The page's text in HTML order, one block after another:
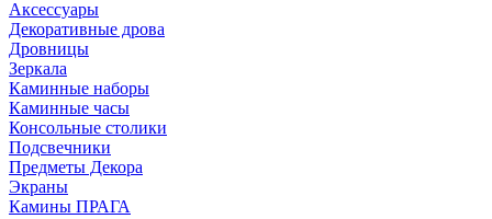
Аксессуары
Декоративные дрова
Дровницы
Зеркала
Каминные наборы
Каминные часы
Консольные столики
Подсвечники
Предметы Декора
Экраны
Камины ПРАГА